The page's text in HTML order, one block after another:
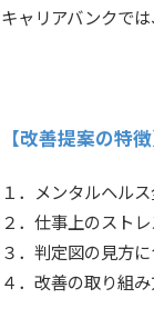
キャリアバンクで
【改善提案の特徴
１．メンタルヘル
２．仕事上のスト
３．判定図の見方
４．改善の取り組